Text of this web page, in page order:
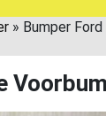
» Bumper